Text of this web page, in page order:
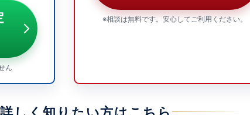
ん
※相談は無料です。安心してご利用ください。